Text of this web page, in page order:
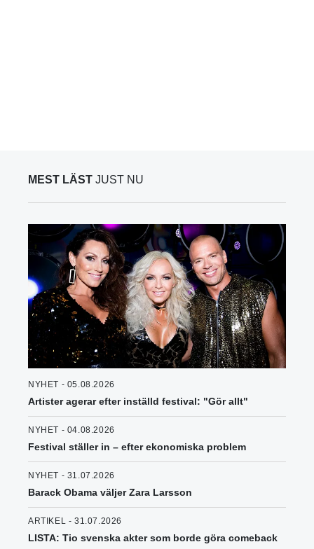
MEST LÄST JUST NU
NYHET - 05.08.2026
Artister agerar efter inställd festival: "Gör allt"
NYHET - 04.08.2026
Festival ställer in – efter ekonomiska problem
NYHET - 31.07.2026
Barack Obama väljer Zara Larsson
ARTIKEL - 31.07.2026
LISTA: Tio svenska akter som borde göra comeback